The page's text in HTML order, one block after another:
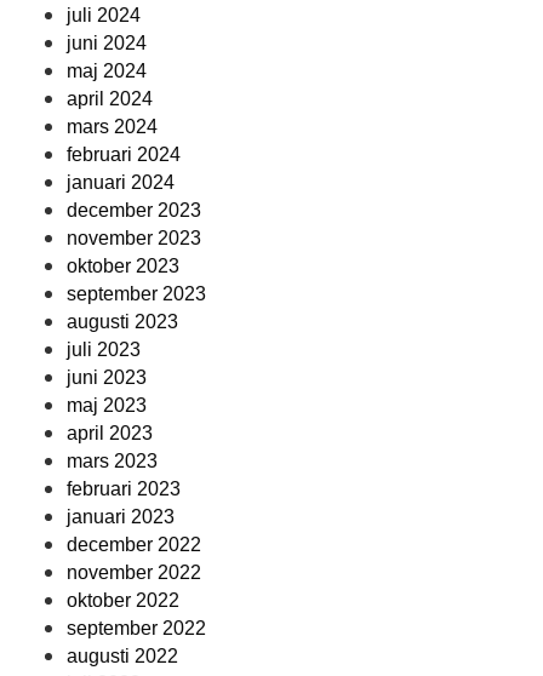
juli 2024
juni 2024
maj 2024
april 2024
mars 2024
februari 2024
januari 2024
december 2023
november 2023
oktober 2023
september 2023
augusti 2023
juli 2023
juni 2023
maj 2023
april 2023
mars 2023
februari 2023
januari 2023
december 2022
november 2022
oktober 2022
september 2022
augusti 2022